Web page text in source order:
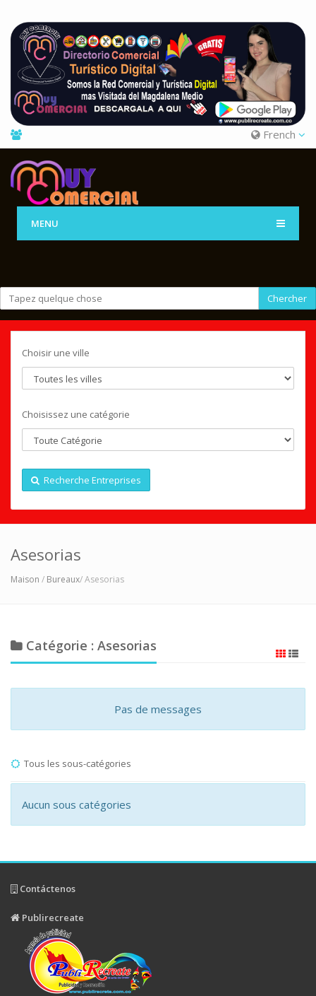
French
MENU
Chercher
Choisir une ville
Choisissez une catégorie
Recherche Entreprises
Asesorias
Maison / Bureaux/ Asesorias
Catégorie : Asesorias
Pas de messages
Tous les sous-catégories
Aucun sous catégories
Contáctenos
Publirecreate